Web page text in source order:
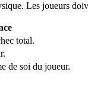
Les joueurs
total.
de soi du joueur.